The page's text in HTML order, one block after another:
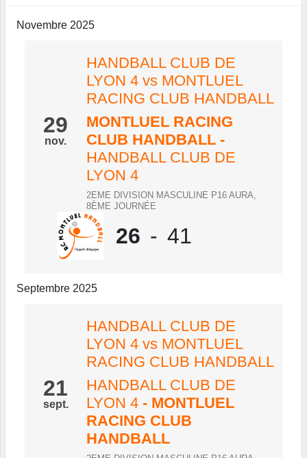
Novembre 2025
29
nov.
HANDBALL CLUB DE
LYON 4 vs MONTLUEL
RACING CLUB HANDBALL
MONTLUEL RACING
CLUB HANDBALL -
HANDBALL CLUB DE
LYON 4
2EME DIVISION MASCULINE P16 AURA,
8ÈME JOURNÉE
26 - 41
Septembre 2025
21
sept.
HANDBALL CLUB DE
LYON 4 vs MONTLUEL
RACING CLUB HANDBALL
HANDBALL CLUB DE
LYON 4 - MONTLUEL
RACING CLUB
HANDBALL